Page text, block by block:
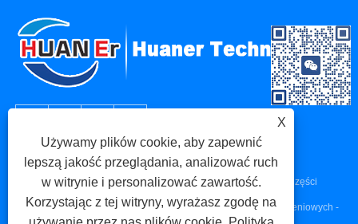
Prawa autorskie © 2023 Xiamen Huaner Technology Co., Ltd - Części
maszyn CNC, Części do obróbki CNC, Części do odlewów ciśnieniowych -
X
Używamy plików cookie, aby zapewnić
lepszą jakość przeglądania, analizować ruch
w witrynie i personalizować zawartość.
Korzystając z tej witryny, wyrażasz zgodę na